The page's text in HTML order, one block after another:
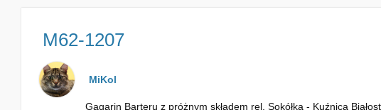
M62-1207
MiKol
Gagarin Barteru z próżnym składem rel. Sokółka - Kuźnica